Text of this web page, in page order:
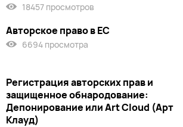
18457 просмотров
Авторское право в ЕС
6694 просмотра
Регистрация авторских прав и
защищенное обнародование:
Депонирование или Art Cloud (Арт
Клауд)